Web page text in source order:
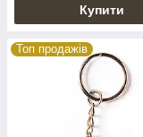
Купити
Топ продажів